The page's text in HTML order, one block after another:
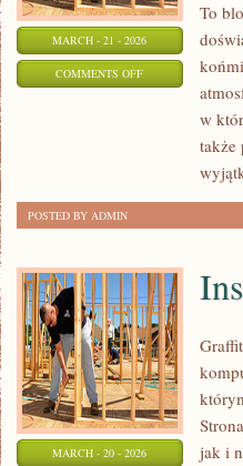
MARCH - 21 - 2026
COMMENTS OFFON
JEŹDZIECTWO
To
w
także
POSTED BY ADMIN
MARCH - 20 - 2026
jak i